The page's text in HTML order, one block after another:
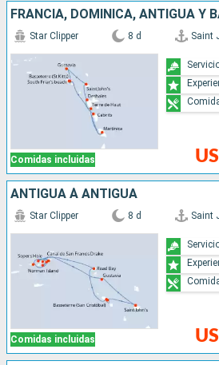
Comidas incluidas
Star Clipper 8 d Saint
ANTIGUA À ANTIGUA
Comidas incluidas
Star Clipper 8 d Saint